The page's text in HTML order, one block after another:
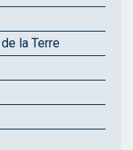
la Terre